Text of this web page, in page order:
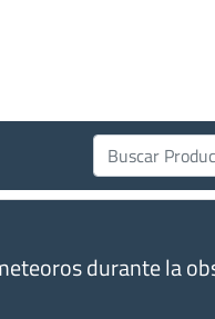
durante la